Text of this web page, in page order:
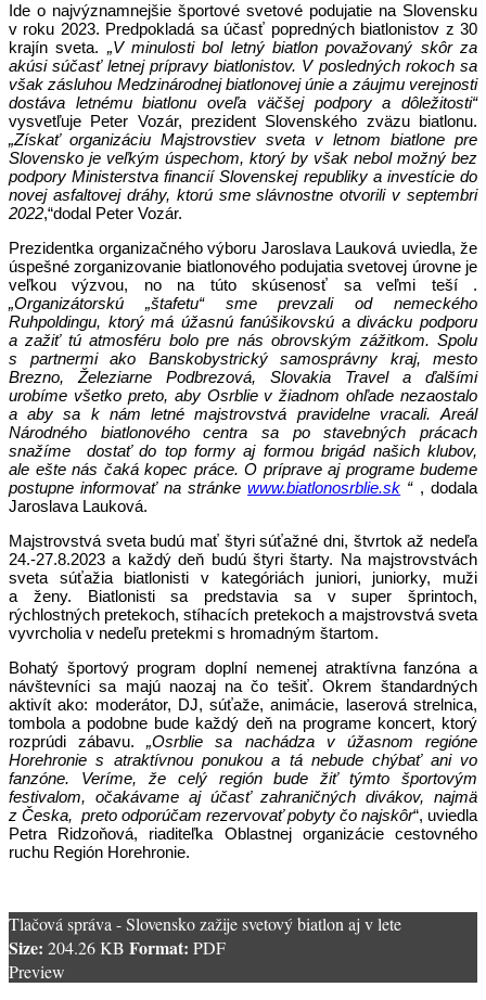
Ide o najvýznamnejšie športové svetové podujatie na Slovensku
v roku 2023. Predpokladá sa účasť popredných biatlonistov z 30
krajín sveta. „V minulosti bol letný biatlon považovaný skôr za
akúsi súčasť letnej prípravy biatlonistov. V posledných rokoch sa
však zásluhou Medzinárodnej biatlonovej únie a záujmu verejnosti
dostáva letnému biatlonu oveľa väčšej podpory a dôležitosti“
vysvetľuje Peter Vozár, prezident Slovenského zväzu biatlonu.
„Získať organizáciu Majstrovstiev sveta v letnom biatlone pre
Slovensko je veľkým úspechom, ktorý by však nebol možný bez
podpory Ministerstva financií Slovenskej republiky a investície do
novej asfaltovej dráhy, ktorú sme slávnostne otvorili v septembri
2022,“dodal Peter Vozár.
Prezidentka organizačného výboru Jaroslava Lauková uviedla, že
úspešné zorganizovanie biatlonového podujatia svetovej úrovne je
veľkou výzvou, no na túto skúsenosť sa veľmi teší .
„Organizátorskú „štafetu“ sme prevzali od nemeckého
Ruhpoldingu, ktorý má úžasnú fanúšikovskú a divácku podporu
a zažiť tú atmosféru bolo pre nás obrovským zážitkom. Spolu
s partnermi ako Banskobystrický samosprávny kraj, mesto
Brezno, Železiarne Podbrezová, Slovakia Travel a ďalšími
urobíme všetko preto, aby Osrblie v žiadnom ohľade nezaostalo
a aby sa k nám letné majstrovstvá pravidelne vracali. Areál
Národného biatlonového centra sa po stavebných prácach
snažíme dostať do top formy aj formou brigád našich klubov,
ale ešte nás čaká kopec práce. O príprave aj programe budeme
postupne informovať na stránkewww.biatlonosrblie.sk “, dodala
Jaroslava Lauková.
Majstrovstvá sveta budú mať štyri súťažné dni, štvrtok až nedeľa
24.-27.8.2023 a každý deň budú štyri štarty. Na majstrovstvách
sveta súťažia biatlonisti v kategóriách juniori, juniorky, muži
a ženy. Biatlonisti sa predstavia sa v super šprintoch,
rýchlostných pretekoch, stíhacích pretekoch a majstrovstvá sveta
vyvrcholia v nedeľu pretekmi s hromadným štartom.
Bohatý športový program doplní nemenej atraktívna fanzóna a
návštevníci sa majú naozaj na čo tešiť. Okrem štandardných
aktivít ako: moderátor, DJ, súťaže, animácie, laserová strelnica,
tombola a podobne bude každý deň na programe koncert, ktorý
rozprúdi zábavu.„Osrblie sa nachádza v úžasnom regióne
Horehronie s atraktívnou ponukou a tá nebude chýbať ani vo
fanzóne. Veríme, že celý región bude žiť týmto športovým
festivalom, očakávame aj účasť zahraničných divákov, najmä
z Česka, preto odporúčam rezervovať pobyty čo najskôr“, uviedla
Petra Ridzoňová, riaditeľka Oblastnej organizácie cestovného
ruchu Región Horehronie.
Tlačová správa - Slovensko zažije svetový biatlon aj v lete
Size: 204.26 KB Format: PDF
Preview